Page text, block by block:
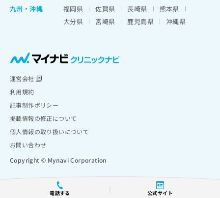
電話する 公式サイト
九州・沖縄
福岡県 佐賀県 長崎県
熊本県
大分県
宮崎県 鹿児島県 沖縄県
運営会社
利用規約
記事制作ポリシー
掲載情報の修正について
個人情報の取り扱いについて
お問い合わせ
Copyright © Mynavi Corporation